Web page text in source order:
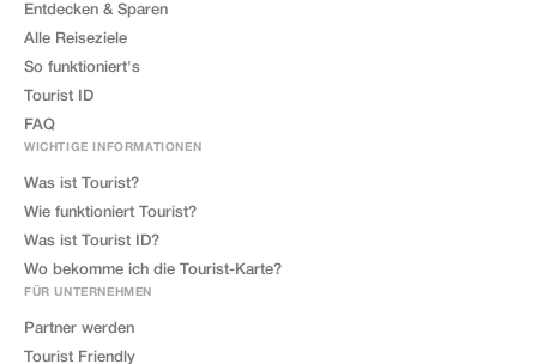
Entdecken & Sparen
Alle Reiseziele
So funktioniert's
Tourist ID
FAQ
WICHTIGE INFORMATIONEN
Was ist Tourist?
Wie funktioniert Tourist?
Was ist Tourist ID?
Wo bekomme ich die Tourist-Karte?
FÜR UNTERNEHMEN
Partner werden
Tourist Friendly